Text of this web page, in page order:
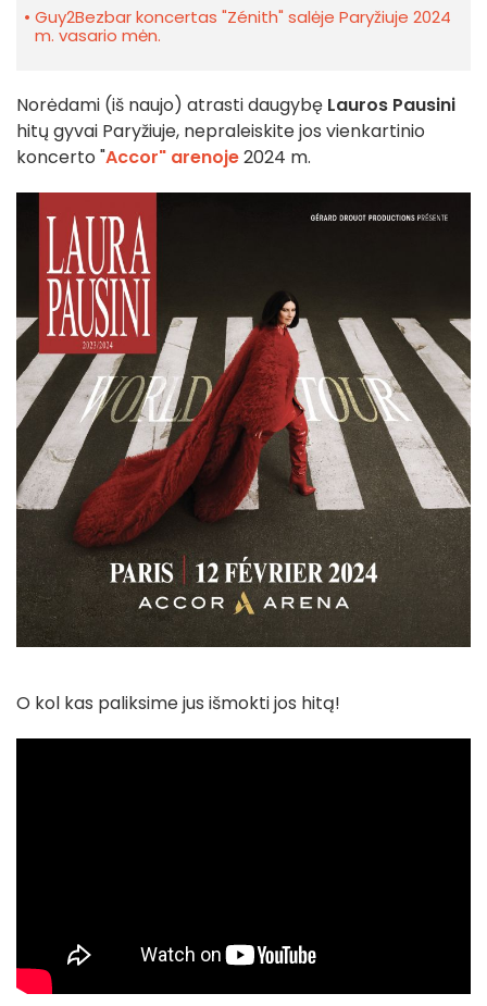
Guy2Bezbar koncertas "Zénith" salėje Paryžiuje 2024
m. vasario mėn.
Norėdami (iš naujo) atrasti daugybę Lauros Pausini
hitų gyvai Paryžiuje, nepraleiskite jos vienkartinio
koncerto "Accor" arenoje2024 m.
O kol kas paliksime jus išmokti jos hitą!